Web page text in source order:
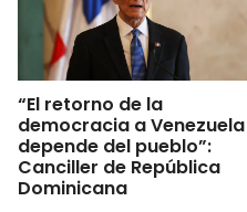
“El retorno de la
democracia a Venezuela
depende del pueblo”:
Canciller de República
Dominicana